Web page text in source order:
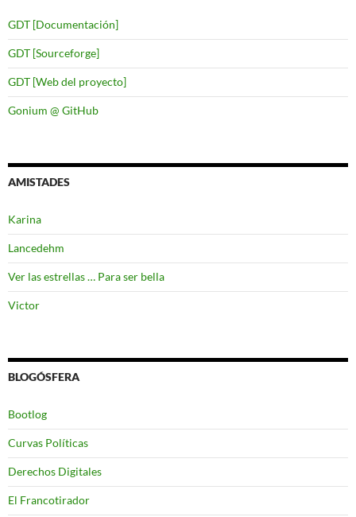
GDT [Documentación]
GDT [Sourceforge]
GDT [Web del proyecto]
Gonium @ GitHub
AMISTADES
Karina
Lancedehm
Ver las estrellas … Para ser bella
Victor
BLOGÓSFERA
Bootlog
Curvas Políticas
Derechos Digitales
El Francotirador